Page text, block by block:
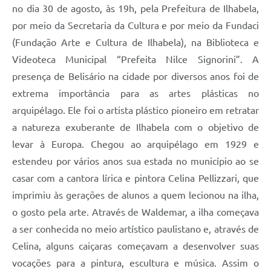
no dia 30 de agosto, às 19h, pela Prefeitura de Ilhabela,
por meio da Secretaria da Cultura e por meio da Fundaci
(Fundação Arte e Cultura de Ilhabela), na Biblioteca e
Videoteca Municipal “Prefeita Nilce Signorini”. A
presença de Belisário na cidade por diversos anos foi de
extrema importância para as artes plásticas no
arquipélago. Ele foi o artista plástico pioneiro em retratar
a natureza exuberante de Ilhabela com o objetivo de
levar à Europa. Chegou ao arquipélago em 1929 e
estendeu por vários anos sua estada no município ao se
casar com a cantora lírica e pintora Celina Pellizzari, que
imprimiu às gerações de alunos a quem lecionou na ilha,
o gosto pela arte. Através de Waldemar, a ilha começava
a ser conhecida no meio artístico paulistano e, através de
Celina, alguns caiçaras começavam a desenvolver suas
vocações para a pintura, escultura e música. Assim o